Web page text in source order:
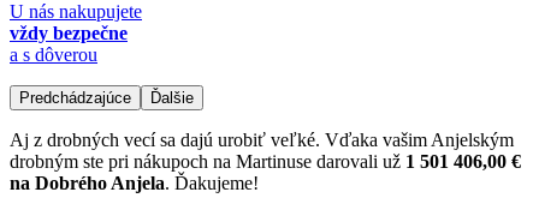
U nás nakupujete
vždy bezpečne
a s dôverou
Predchádzajúce Ďalšie
Aj z drobných vecí sa dajú urobiť veľké. Vďaka vašim Anjelským
drobným ste pri nákupoch na Martinuse darovali už 1 501 406,00 €
na Dobrého Anjela. Ďakujeme!